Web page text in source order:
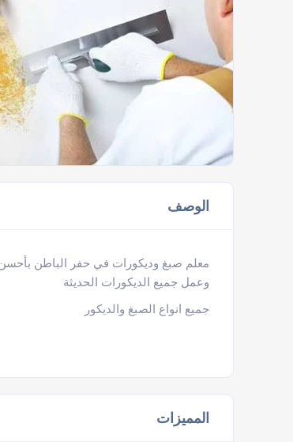
الوصف
معلم صبغ وديكورات في حفر الباطن
وعمل جميع الديكورات الحديثة
جميع انواع الصبغ والديكور
المميزات